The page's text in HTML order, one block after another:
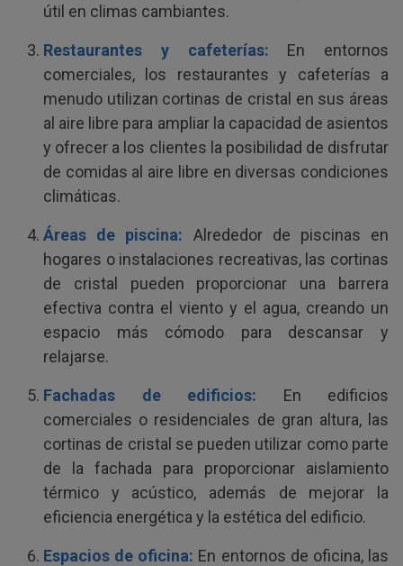
útil en climas cambiantes.
Restaurantes y cafeterías: En entornos
comerciales, los restaurantes y cafeterías a
menudo utilizan cortinas de cristal en sus áreas
al aire libre para ampliar la capacidad de asientos
y ofrecer a los clientes la posibilidad de disfrutar
de comidas al aire libre en diversas condiciones
climáticas.
Áreas de piscina: Alrededor de piscinas en
hogares o instalaciones recreativas, las cortinas
de cristal pueden proporcionar una barrera
efectiva contra el viento y el agua, creando un
espacio más cómodo para descansar y
relajarse.
Fachadas de edificios: En edificios
comerciales o residenciales de gran altura, las
cortinas de cristal se pueden utilizar como parte
de la fachada para proporcionar aislamiento
térmico y acústico, además de mejorar la
eficiencia energética y la estética del edificio.
Espacios de oficina: En entornos de oficina, las